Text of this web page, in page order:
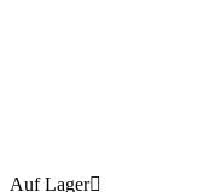
Auf Lager